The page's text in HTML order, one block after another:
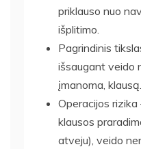
priklauso nuo
išplitimo.
Pagrindinis
išsaugant veido
įmanoma, klausą.
Operacijos rizika
klausos
atveju), veido